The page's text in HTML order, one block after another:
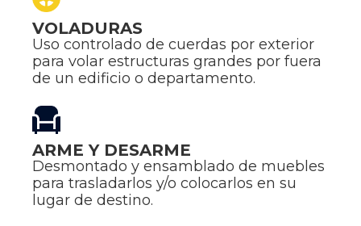
VOLADURAS
Uso controlado de cuerdas por exterior
para volar estructuras grandes por fuera
de un edificio o departamento.
ARME Y DESARME
Desmontado y ensamblado de muebles
para trasladarlos y/o colocarlos en su
lugar de destino.